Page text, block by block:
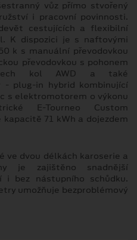
vůz přímo stvořený
i pracovní povinnosti.
cestujících a flexibilní
K dispozici je s naftovými
k s manuální převodovkou
převodovkou s pohonem
kol AWD a také
plug-in hybrid kombinující
s elektromotorem o výkonu
E-Tourneo Custom
71 kWh a dojezdem
ve dvou délkách karoserie a
je zajištěno snadnější
i bez nástupního schůdku.
umožňuje bezproblémový